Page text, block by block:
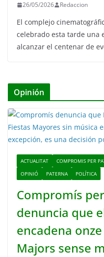
26/05/2026 Redaccion
El complejo
celebrado esta tarde una
alcanzar el centenar de
Opinión
ACTUALITAT COMPROMIS PER
OPINIÓ
PATERNA POLÍTICA
Compromís
denuncia que
encadena
Majors sense